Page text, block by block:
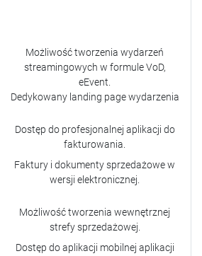
Możliwość tworzenia wydarzeń
streamingowych w formule VoD,
eEvent.
Dedykowany landing page wydarzenia
Dostęp do profesjonalnej aplikacji do
fakturowania.
Faktury i dokumenty sprzedażowe w
wersji elektronicznej.
Możliwość tworzenia wewnętrznej
strefy sprzedażowej.
Dostęp do aplikacji mobilnej aplikacji